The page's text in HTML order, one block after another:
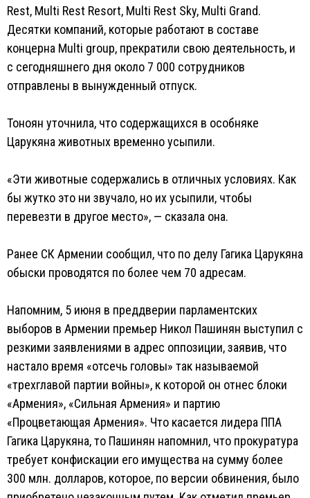
Rest, Multi Rest Resort, Multi Rest Sky, Multi Grand.
Десятки компаний, которые работают в составе
концерна Multi group, прекратили свою деятельность, и
с сегодняшнего дня около 7 000 сотрудников
отправлены в вынужденный отпуск.
Тоноян уточнила, что содержащихся в особняке
Царукяна животных временно усыпили.
«Эти животные содержались в отличных условиях. Как
бы жутко это ни звучало, но их усыпили, чтобы
перевезти в другое место», — сказала она.
Ранее СК Армении сообщил, что по делу Гагика Царукяна
обыски проводятся по более чем 70 адресам.
Напомним, 5 июня в преддверии парламентских
выборов в Армении премьер Никол Пашинян выступил с
резкими заявлениями в адрес оппозиции, заявив, что
настало время «отсечь головы» так называемой
«трехглавой партии войны», к которой он отнес блоки
«Армения», «Сильная Армения» и партию
«Процветающая Армения». Что касается лидера ППА
Гагика Царукяна, то Пашинян напомнил, что прокуратура
требует конфискации его имущества на сумму более
300 млн. долларов, которое, по версии обвинения, было